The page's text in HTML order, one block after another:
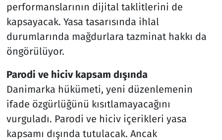
performanslarının dijital taklitlerini de
kapsayacak. Yasa tasarısında ihlal
durumlarında mağdurlara tazminat hakkı da
öngörülüyor.
Parodi ve hiciv kapsam dışında
Danimarka hükümeti, yeni düzenlemenin
ifade özgürlüğünü kısıtlamayacağını
vurguladı. Parodi ve hiciv içerikleri yasa
kapsamı dışında tutulacak. Ancak